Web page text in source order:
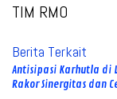
TIM RMO
Berita Terkait
Antisipasi Karhutla di
Rakor Sinergitas dan